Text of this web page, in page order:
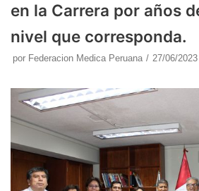
en la Carrera por años
nivel que corresponda.
por Federacion Medica Peruana 27/06/2023